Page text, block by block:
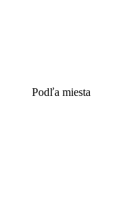
Podľa miesta